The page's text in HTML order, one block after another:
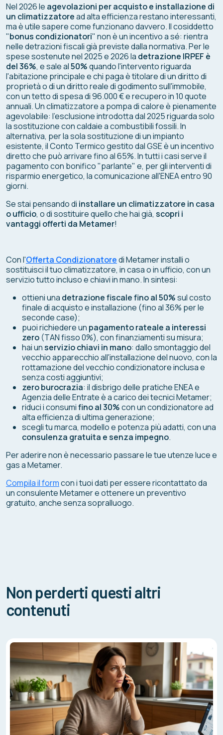
Nel 2026 le agevolazioni per acquisto e installazione di
un climatizzatoread alta efficienza restano interessanti,
ma è utile sapere come funzionano davvero. Il cosiddetto
"bonus condizionatori" non è un incentivo a sé: rientra
nelle detrazioni fiscali già previste dalla normativa. Per le
spese sostenute nel 2025 e 2026 la detrazione IRPEF è
del36%, e sale al50%quando l'intervento riguarda
l'abitazione principale e chi paga è titolare di un diritto di
proprietà o di un diritto reale di godimento sull'immobile,
con un tetto di spesa di 96.000 € e recupero in 10 quote
annuali. Un climatizzatore a pompa di calore è pienamente
agevolabile: l'esclusione introdotta dal 2025 riguarda solo
la sostituzione con caldaie a combustibili fossili. In
alternativa, per la sola sostituzione di un impianto
esistente, il Conto Termico gestito dal GSE è un incentivo
diretto che può arrivare fino al 65%. In tutti i casi serve il
pagamento con bonifico "parlante" e, per gli interventi di
risparmio energetico, la comunicazione all'ENEA entro 90
giorni.
Se stai pensando di installare un climatizzatore in casa
o ufficio, o di sostituire quello che hai già, scopri i
vantaggi offerti da Metamer!
Con l'Offerta Condizionatoredi Metamer installi o
sostituisci il tuo climatizzatore, in casa o in ufficio, con un
servizio tutto incluso e chiavi in mano. In sintesi:
ottieni una detrazione fiscale fino al 50%sul costo
finale di acquisto e installazione (fino al 36% per le
seconde case);
puoi richiedere un pagamento rateale a interessi
zero (TAN fisso 0%), con finanziamenti su misura;
hai unservizio chiavi in mano: dallo smontaggio del
vecchio apparecchio all'installazione del nuovo, con la
rottamazione del vecchio condizionatore inclusa e
senza costi aggiuntivi;
zero burocrazia: il disbrigo delle pratiche ENEA e
Agenzia delle Entrate è a carico dei tecnici Metamer;
riduci i consumifino al 30%con un condizionatore ad
alta efficienza di ultima generazione;
scegli tu marca, modello e potenza più adatti, con una
consulenza gratuita e senza impegno.
Per aderire non è necessario passare le tue utenze luce e
gas a Metamer.
Compila il formcon i tuoi dati per essere ricontattato da
un consulente Metamer e ottenere un preventivo
gratuito, anche senza sopralluogo.
Non perderti questi altri
contenuti